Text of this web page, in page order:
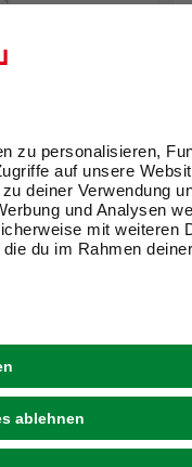
»Skeeters